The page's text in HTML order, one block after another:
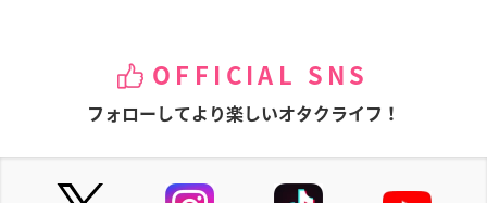
OFFICIAL SNS
フォローしてより楽しいオタクライフ！